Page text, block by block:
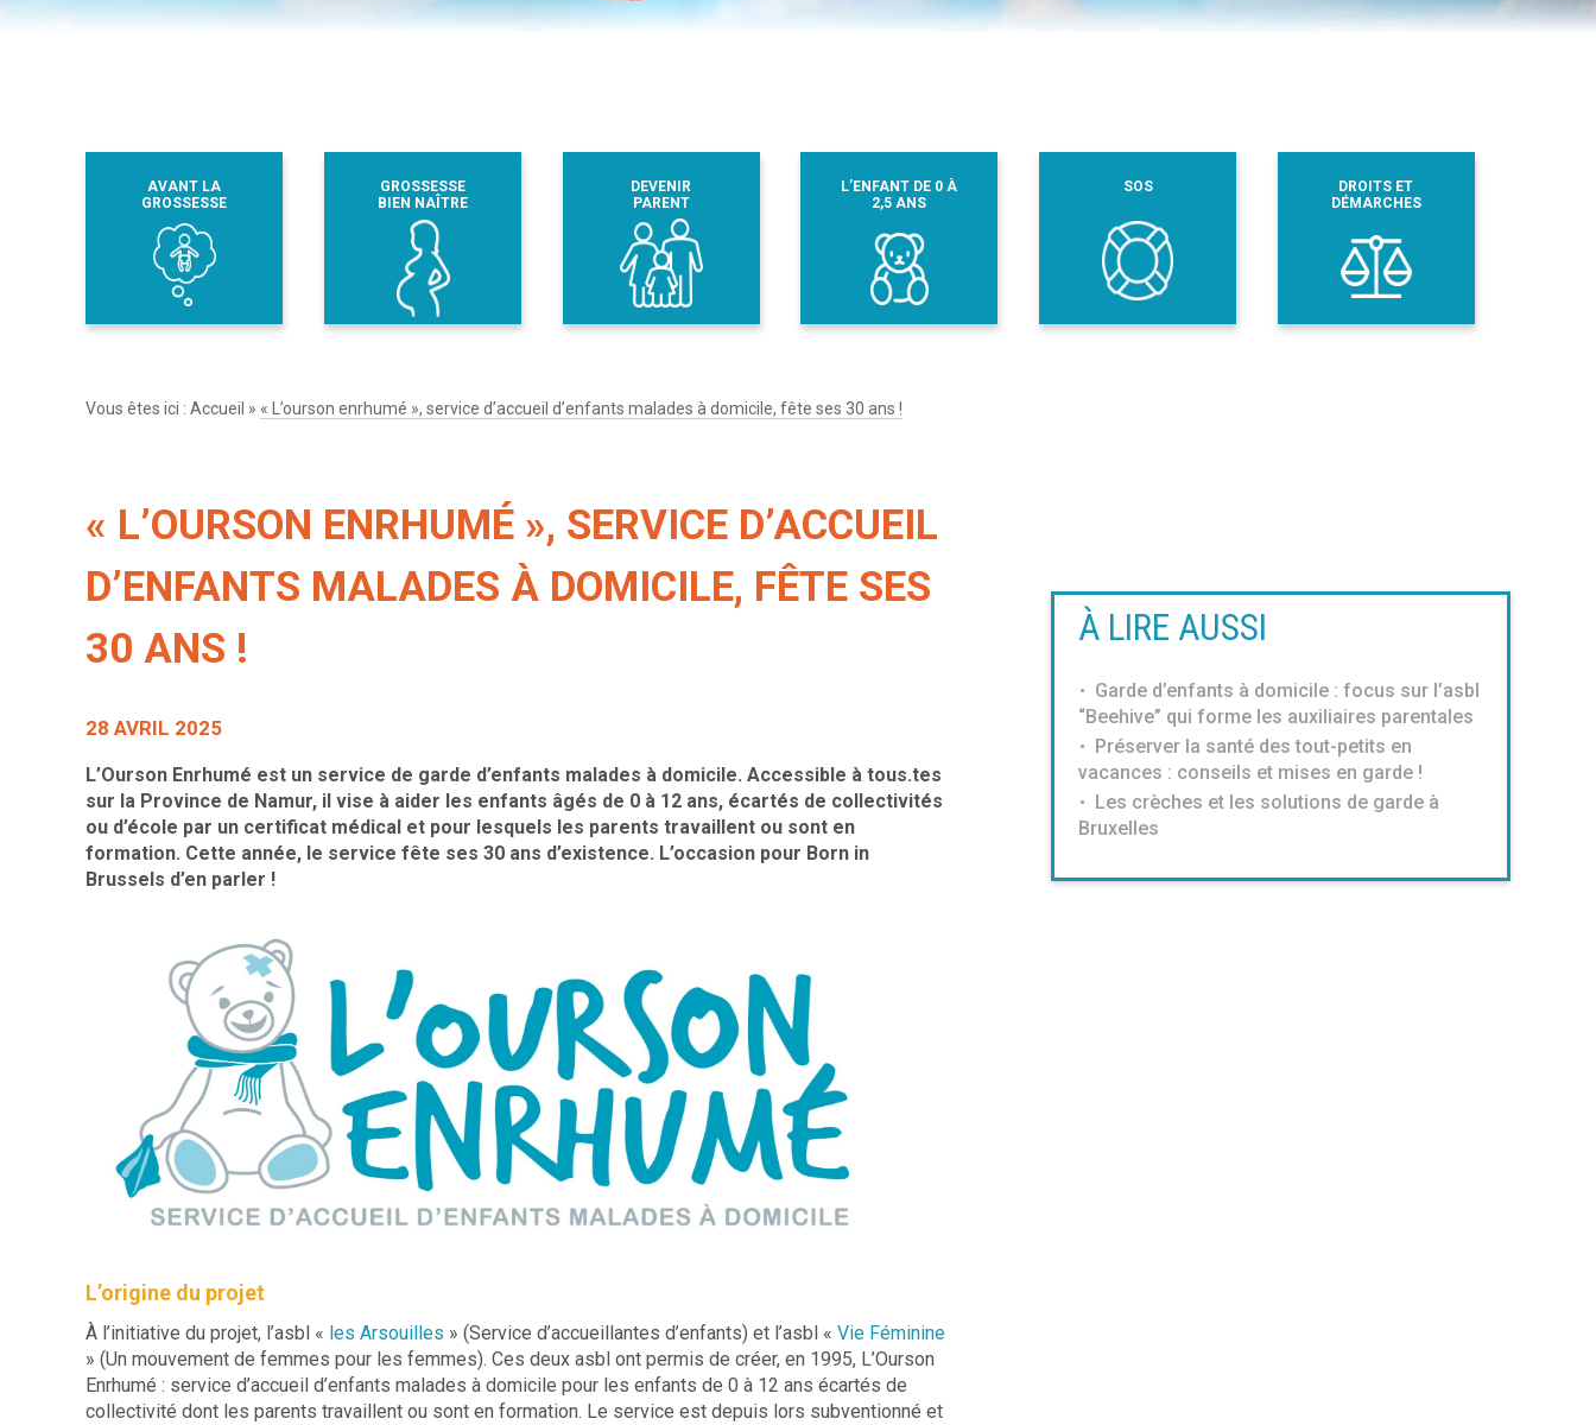
AVANT LA
GROSSESSE
GROSSESSE
BIEN NAÎTRE
DEVENIR
PARENT
L’ENFANT DE 0 À
2,5 ANS
SOS
DROITS ET
DÉMARCHES
Vous êtes ici : Accueil » « L’ourson enrhumé », service d’accueil d’enfants malades à domicile, fête ses 30 ans !
« L’OURSON ENRHUMÉ », SERVICE D’ACCUEIL
D’ENFANTS MALADES À DOMICILE, FÊTE SES
30 ANS !
28 AVRIL 2025
L’Ourson Enrhumé est un service de garde d’enfants malades à domicile. Accessible à tous.tes
sur la Province de Namur, il vise à aider les enfants âgés de 0 à 12 ans, écartés de collectivités
ou d’école par un certificat médical et pour lesquels les parents travaillent ou sont en
formation. Cette année, le service fête ses 30 ans d’existence. L’occasion pour Born in
Brussels d’en parler !
L’origine du projet
À l’initiative du projet, l’asbl « les Arsouilles » (Service d’accueillantes d’enfants) et l’asbl « Vie Féminine
» (Un mouvement de femmes pour les femmes). Ces deux asbl ont permis de créer, en 1995, L’Ourson
Enrhumé : service d’accueil d’enfants malades à domicile pour les enfants de 0 à 12 ans écartés de
collectivité dont les parents travaillent ou sont en formation. Le service est depuis lors subventionné et
À LIRE AUSSI
Garde d’enfants à domicile : focus sur l’asbl
“Beehive” qui forme les auxiliaires parentales
Préserver la santé des tout-petits en
vacances : conseils et mises en garde !
Les crèches et les solutions de garde à
Bruxelles